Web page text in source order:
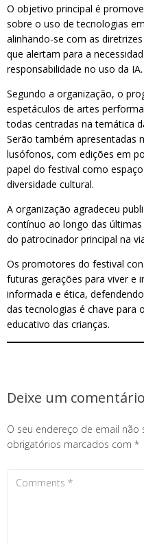
O objetivo principal é
sobre o uso de tecnologias
alinhando-se com as
que alertam para a
responsabilidade no uso da IA.
Segundo a organização, o
espetáculos de artes
todas centradas na temática
Serão também apresentadas
lusófonos, com edições em
papel do festival como
diversidade cultural.
A organização agradeceu
contínuo ao longo das
do patrocinador principal na
Os promotores do festival
futuras gerações para viver e
informada e ética,
das tecnologias é chave para
educativo das crianças.
Deixe um comentário
O seu endereço de email não
obrigatórios marcados com *